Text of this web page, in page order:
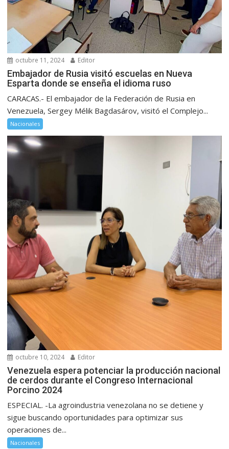
octubre 11, 2024 Editor
Embajador de Rusia visitó escuelas en Nueva
Esparta donde se enseña el idioma ruso
CARACAS.- El embajador de la Federación de Rusia en
Venezuela, Sergey Mélik Bagdasárov, visitó el Complejo...
Nacionales
octubre 10, 2024 Editor
Venezuela espera potenciar la producción nacional
de cerdos durante el Congreso Internacional
Porcino 2024
ESPECIAL. -La agroindustria venezolana no se detiene y
sigue buscando oportunidades para optimizar sus
operaciones de...
Nacionales